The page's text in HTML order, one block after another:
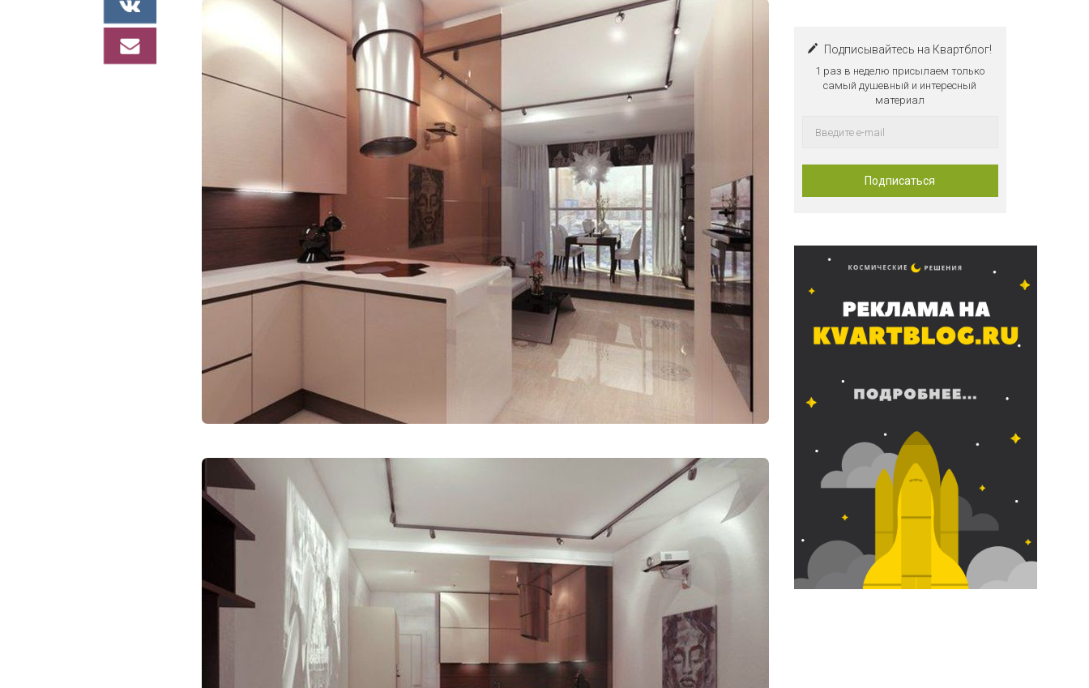
Подписывайтесь на Квартблог!
1 раз в неделю присылаем только
самый душевный и интересный
материал